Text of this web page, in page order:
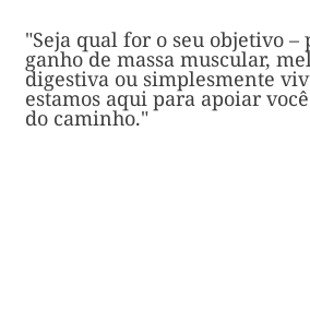
"Seja qual for o seu objetivo –
ganho de massa muscular,
digestiva ou simplesmente
estamos aqui para apoiar
do caminho."